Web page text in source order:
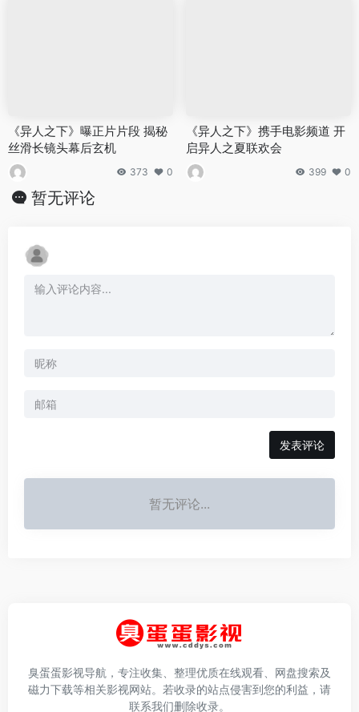
《异人之下》曝正片片段 揭秘
丝滑长镜头幕后玄机
373 0
《异人之下》携手电影频道 开
启异人之夏联欢会
399 0
暂无评论
发表评论
暂无评论...
臭蛋蛋影视导航，专注收集、整理优质在线观看、网盘搜索及
磁力下载等相关影视网站。若收录的站点侵害到您的利益，请
联系我们删除收录。